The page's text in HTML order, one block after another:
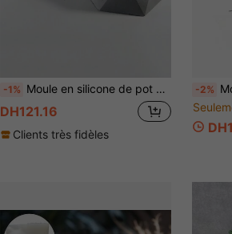
-1% Moule en silicone de pot de plante succulente mini géométrique hexagonale DIY, moule en béton, ciment, plâtre fait main pour bougie, résine, décoration d'intérieur
DH121.16
Clients très fidèles
-2% Moule en